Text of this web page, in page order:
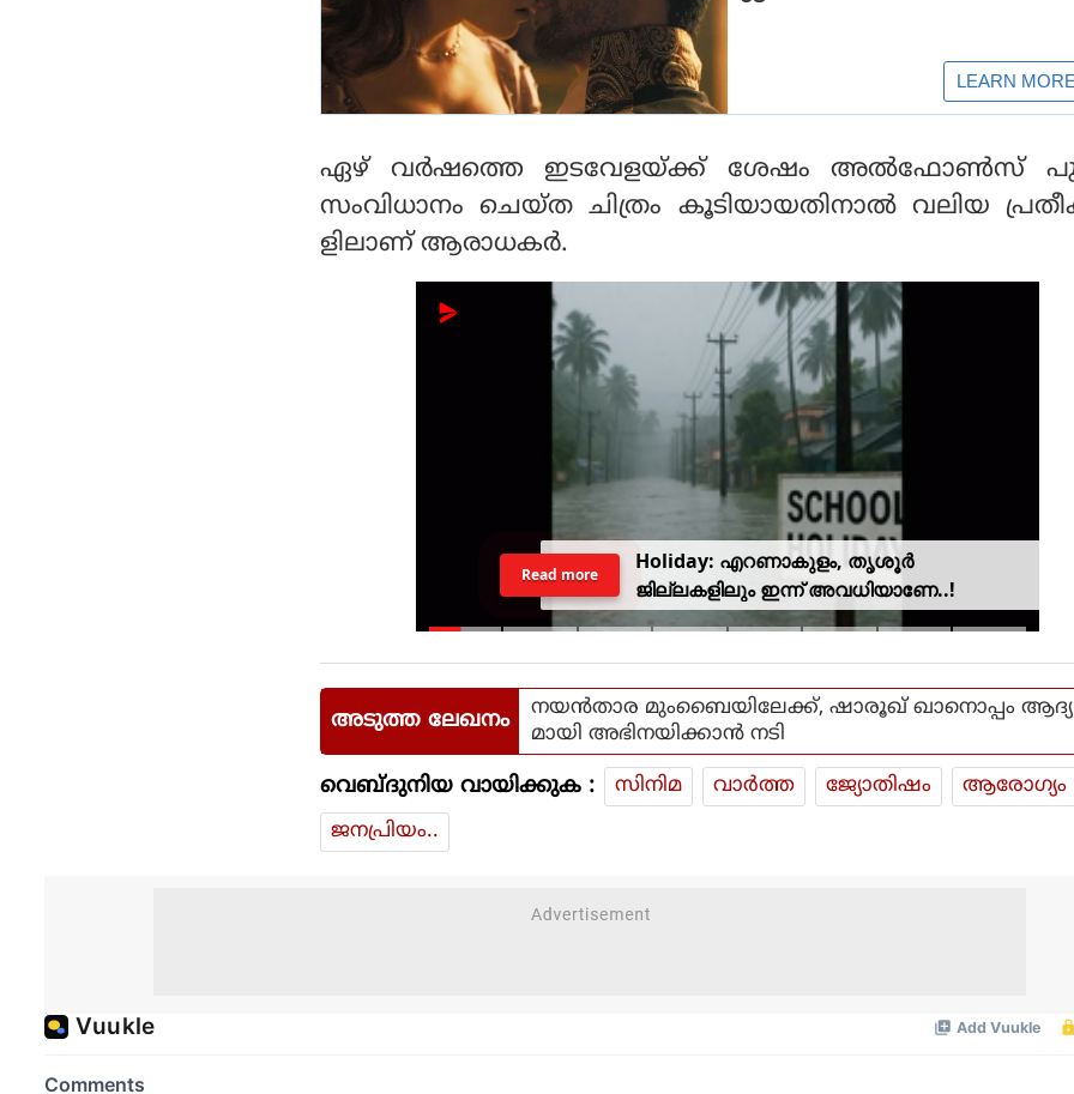
ഏഴ് വര്‍ഷത്തെ ഇടവേളയ്ക്ക് ശേഷം അല്‍ഫോണ്‍സ്
സംവിധാനം ചെയ്ത ചിത്രം കൂടിയായതിനാല്‍ വലിയ
ളിലാണ് ആരാധകര്‍.
Holiday: എറണാകുളം, തൃശൂർ
ജില്ലകളിലും ഇന്ന് അവധിയാണേ..!
Read more
അടുത്ത ലേഖനം
നയന്‍താര മുംബൈയിലേക്ക്, ഷാരൂഖ് ഖാനൊപ്പം ആദ്യ
മായി അഭിനയിക്കാന്‍ നടി
വെബ്ദുനിയ വായിക്കുക : സിനിമ വാര്‍ത്ത ജ്യോതിഷം
ആരോഗ്യം
ജനപ്രിയം..